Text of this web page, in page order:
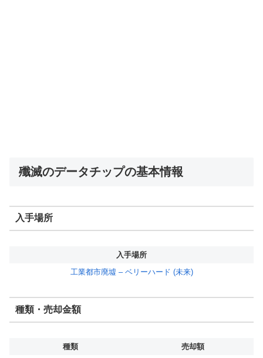
殲滅のデータチップの基本情報
入手場所
入手場所
工業都市廃墟 – ベリーハード (未来)
種類・売却金額
種類
売却額